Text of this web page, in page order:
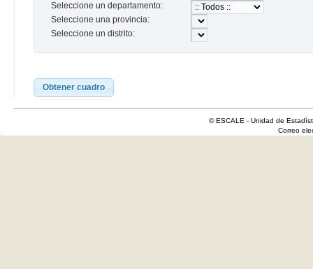
Seleccione un departamento:
Seleccione una provincia:
Seleccione un distrito:
Obtener cuadro
© ESCALE - Unidad de
Correo